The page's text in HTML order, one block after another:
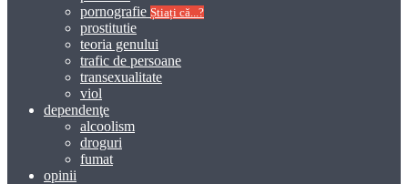
pornografie Știați că...?
prostitutie
teoria genului
trafic de persoane
transexualitate
viol
dependenţe
alcoolism
droguri
fumat
opinii